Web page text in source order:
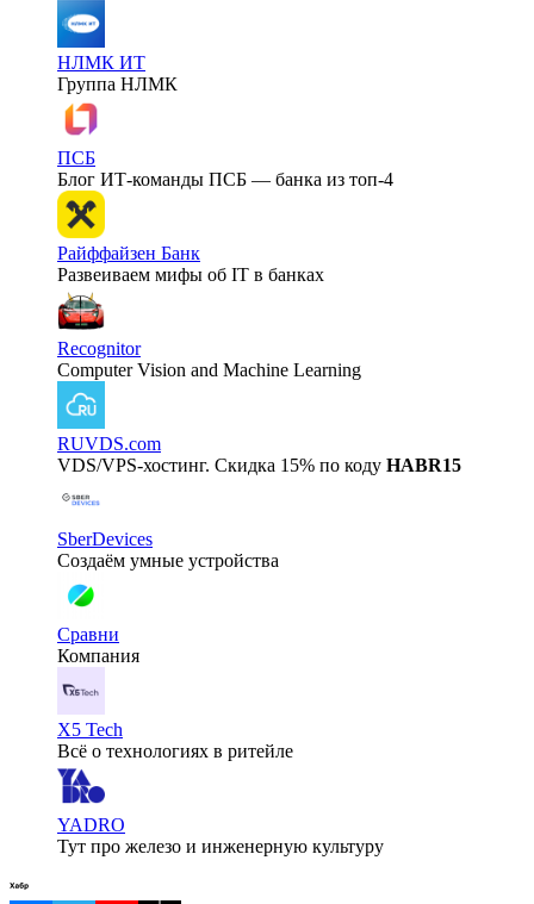
НЛМК ИТ
Группа НЛМК
ПСБ
Блог ИТ-команды ПСБ — банка из топ-4
Райффайзен Банк
Развеиваем мифы об IT в банках
Recognitor
Computer Vision and Machine Learning
RUVDS.com
VDS/VPS-хостинг. Скидка 15% по коду HABR15
SberDevices
Создаём умные устройства
Сравни
Компания
X5 Tech
Всё о технологиях в ритейле
YADRO
Тут про железо и инженерную культуру